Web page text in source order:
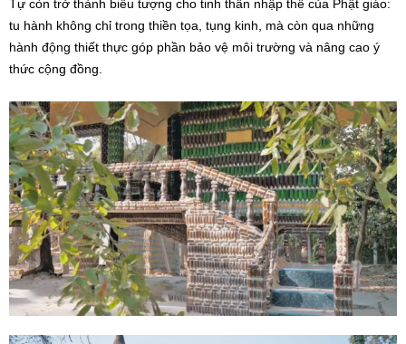
Tự còn trở thành biểu tượng cho tinh thần nhập thế của Phật giáo:
tu hành không chỉ trong thiền tọa, tụng kinh, mà còn qua những
hành động thiết thực góp phần bảo vệ môi trường và nâng cao ý
thức cộng đồng.